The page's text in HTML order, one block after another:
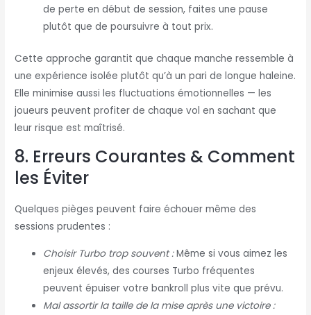
de perte en début de session, faites une pause
plutôt que de poursuivre à tout prix.
Cette approche garantit que chaque manche ressemble à
une expérience isolée plutôt qu’à un pari de longue haleine.
Elle minimise aussi les fluctuations émotionnelles — les
joueurs peuvent profiter de chaque vol en sachant que
leur risque est maîtrisé.
8. Erreurs Courantes & Comment
les Éviter
Quelques pièges peuvent faire échouer même des
sessions prudentes :
Choisir Turbo trop souvent :Même si vous aimez les
enjeux élevés, des courses Turbo fréquentes
peuvent épuiser votre bankroll plus vite que prévu.
Mal assortir la taille de la mise après une victoire :